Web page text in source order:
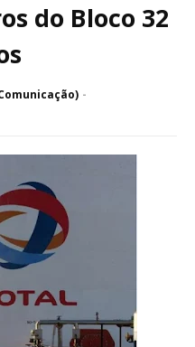
do Bloco 32